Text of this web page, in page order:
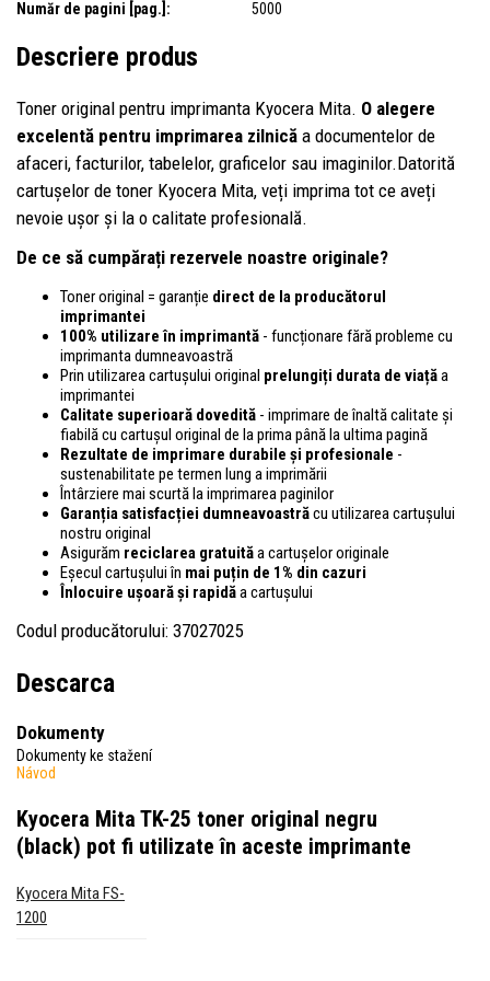
Număr de pagini [pag.]: 5000
Descriere produs
Toner original pentru imprimanta Kyocera Mita. O alegere
excelentă pentru imprimarea zilnică a documentelor de
afaceri, facturilor, tabelelor, graficelor sau imaginilor.Datorită
cartușelor de toner Kyocera Mita, veți imprima tot ce aveți
nevoie ușor și la o calitate profesională.
De ce să cumpărați rezervele noastre originale?
Toner original = garanție direct de la producătorul
imprimantei
100% utilizare în imprimantă - funcționare fără probleme cu
imprimanta dumneavoastră
Prin utilizarea cartușului original prelungiți durata de viațăa
imprimantei
Calitate superioară dovedită - imprimare de înaltă calitate și
fiabilă cu cartușul original de la prima până la ultima pagină
Rezultate de imprimare durabile și profesionale -
sustenabilitate pe termen lung a imprimării
Întârziere mai scurtă la imprimarea paginilor
Garanția satisfacției dumneavoastrăcu utilizarea cartușului
nostru original
Asigurăm reciclarea gratuităa cartușelor originale
Eșecul cartușului în mai puțin de 1% din cazuri
Înlocuire ușoară și rapidăa cartușului
Codul producătorului: 37027025
Descarca
Dokumenty
Dokumenty ke stažení
Návod
Kyocera Mita TK-25 toner original negru
(black) pot fi utilizate în aceste imprimante
Kyocera Mita FS-
1200